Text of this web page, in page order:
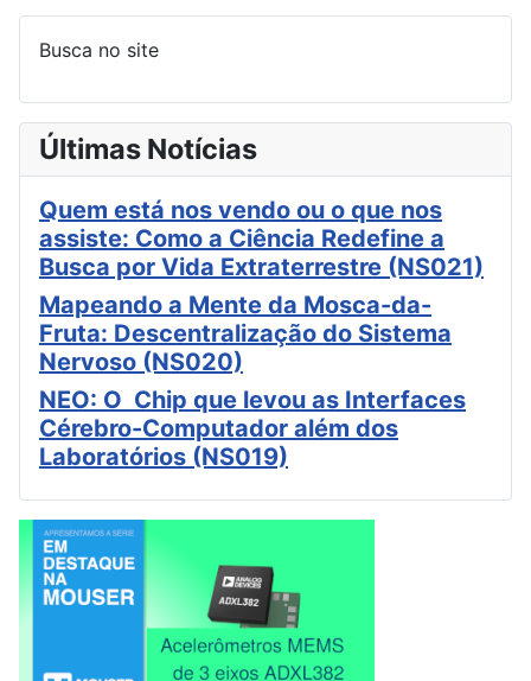
Busca no site
Últimas Notícias
Quem está nos vendo ou o que nos
assiste: Como a Ciência Redefine a
Busca por Vida Extraterrestre (NS021)
Mapeando a Mente da Mosca-da-
Fruta: Descentralização do Sistema
Nervoso (NS020)
NEO: O Chip que levou as Interfaces
Cérebro-Computador além dos
Laboratórios (NS019)